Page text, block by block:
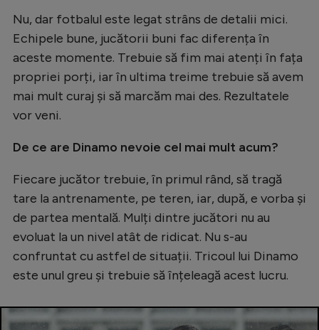
Nu, dar fotbalul este legat strâns de detalii mici.
Echipele bune, jucătorii buni fac diferența în
aceste momente. Trebuie să fim mai atenți în fața
propriei porți, iar în ultima treime trebuie să avem
mai mult curaj și să marcăm mai des. Rezultatele
vor veni.
De ce are Dinamo nevoie cel mai mult acum?
Fiecare jucător trebuie, în primul rând, să tragă
tare la antrenamente, pe teren, iar, după, e vorba și
de partea mentală. Mulți dintre jucători nu au
evoluat la un nivel atât de ridicat. Nu s-au
confruntat cu astfel de situații. Tricoul lui Dinamo
este unul greu și trebuie să înțeleagă acest lucru.